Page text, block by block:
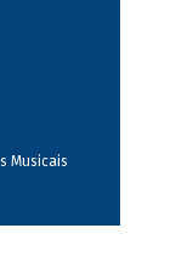
Musicais